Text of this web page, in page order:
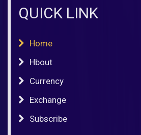
QUICK LINK
Home
Hbout
Currency
Exchange
Subscribe